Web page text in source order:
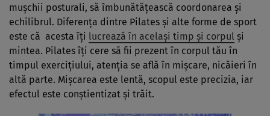
muşchii posturali, să îmbunătăţească coordonarea şi
echilibrul. Diferenţa dintre Pilates şi alte forme de sport
este că acesta îţi lucrează în acelaşi timp şi corpul şi
mintea. Pilates îţi cere să fii prezent în corpul tău în
timpul exerciţiului, atenţia se află în mişcare, nicăieri în
altă parte. Mişcarea este lentă, scopul este precizia, iar
efectul este conştientizat şi trăit.